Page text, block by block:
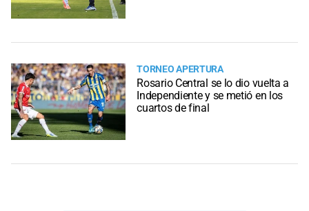
TORNEO APERTURA
Rosario Central se lo dio vuelta a
Independiente y se metió en los
cuartos de final